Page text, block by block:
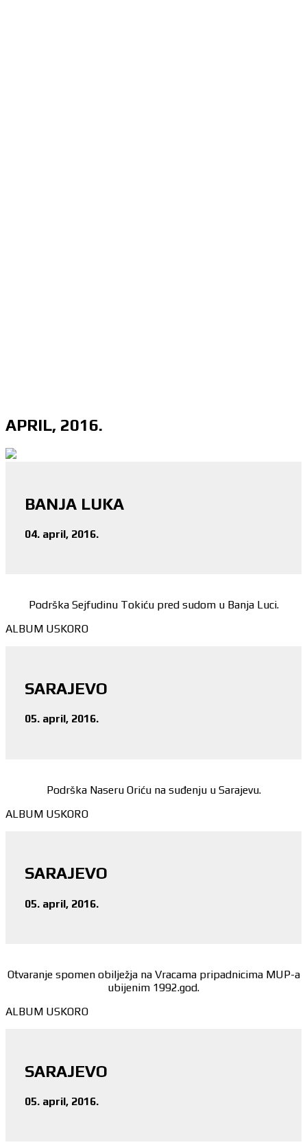
APRIL, 2016.
BANJA LUKA
04. april, 2016.
Podrška Sejfudinu Tokiću pred sudom u Banja Luci.
ALBUM USKORO
SARAJEVO
05. april, 2016.
Podrška Naseru Oriću na suđenju u Sarajevu.
ALBUM USKORO
SARAJEVO
05. april, 2016.
Otvaranje spomen obilježja na Vracama pripadnicima MUP-a
ubijenim 1992.god.
ALBUM USKORO
SARAJEVO
05. april, 2016.